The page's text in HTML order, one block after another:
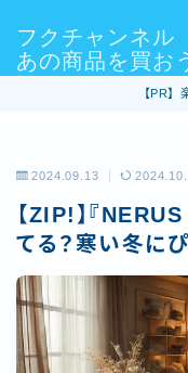
フクチャンネ
あの商品を買お
MENU
デモプリセット記事
プライバシーポリシ
利用規約／特定商取
有料記事の決済完了
運営者情報
【PR】
2024.09.13
【ZIP!】『
てる？寒い冬に